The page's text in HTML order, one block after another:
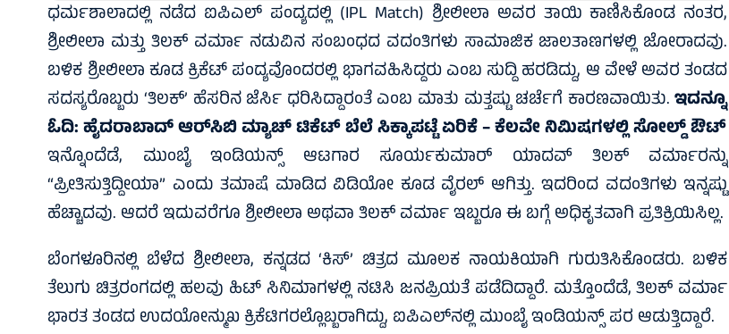
ಧರ್ಮಶಾಲಾದಲ್ಲಿ ನಡೆದ ಐಪಿಎಲ್ ಪಂದ್ಯದಲ್ಲಿ (IPL Match) ಶ್ರೀಲೀಲಾ ಅವರ ತಾಯಿ ಕಾಣಿಸಿಕೊಂಡ ನಂತರ,
ಶ್ರೀಲೀಲಾ ಮತ್ತು ತಿಲಕ್ ವರ್ಮಾ ನಡುವಿನ ಸಂಬಂಧದ ವದಂತಿಗಳು ಸಾಮಾಜಿಕ ಜಾಲತಾಣಗಳಲ್ಲಿ ಜೋರಾದವು.
ಬಳಿಕ ಶ್ರೀಲೀಲಾ ಕೂಡ ಕ್ರಿಕೆಟ್ ಪಂದ್ಯವೊಂದರಲ್ಲಿ ಭಾಗವಹಿಸಿದ್ದರು ಎಂಬ ಸುದ್ದಿ ಹರಡಿದ್ದು, ಆ ವೇಳೆ ಅವರ ತಂಡದ
ಸದಸ್ಯರೊಬ್ಬರು ‘ತಿಲಕ್’ ಹೆಸರಿನ ಜೆರ್ಸಿ ಧರಿಸಿದ್ದಾರಂತೆ ಎಂಬ ಮಾತು ಮತ್ತಷ್ಟು ಚರ್ಚೆಗೆ ಕಾರಣವಾಯಿತು.ಇದನ್ನೂ
ಓದಿ:ಹೈದರಾಬಾದ್‌ ಆರ್‌ಸಿಬಿ ಮ್ಯಾಚ್‌ ಟಿಕೆಟ್‌ ಬೆಲೆ ಸಿಕ್ಕಾಪಟ್ಟೆ ಏರಿಕೆ – ಕೆಲವೇ ನಿಮಿಷಗಳಲ್ಲಿ ಸೋಲ್ಡ್‌ ಔಟ್‌
ಇನ್ನೊಂದೆಡೆ, ಮುಂಬೈ ಇಂಡಿಯನ್ಸ್ ಆಟಗಾರ ಸೂರ್ಯಕುಮಾರ್ ಯಾದವ್ ತಿಲಕ್ ವರ್ಮಾರನ್ನು
“ಪ್ರೀತಿಸುತ್ತಿದ್ದೀಯಾ” ಎಂದು ತಮಾಷೆ ಮಾಡಿದ ವಿಡಿಯೋ ಕೂಡ ವೈರಲ್ ಆಗಿತ್ತು. ಇದರಿಂದ ವದಂತಿಗಳು ಇನ್ನಷ್ಟು
ಹೆಚ್ಚಾದವು. ಆದರೆ ಇದುವರೆಗೂ ಶ್ರೀಲೀಲಾ ಅಥವಾ ತಿಲಕ್ ವರ್ಮಾ ಇಬ್ಬರೂ ಈ ಬಗ್ಗೆ ಅಧಿಕೃತವಾಗಿ ಪ್ರತಿಕ್ರಿಯಿಸಿಲ್ಲ.
ಬೆಂಗಳೂರಿನಲ್ಲಿ ಬೆಳೆದ ಶ್ರೀಲೀಲಾ, ಕನ್ನಡದ ‘ಕಿಸ್’ ಚಿತ್ರದ ಮೂಲಕ ನಾಯಕಿಯಾಗಿ ಗುರುತಿಸಿಕೊಂಡರು. ಬಳಿಕ
ತೆಲುಗು ಚಿತ್ರರಂಗದಲ್ಲಿ ಹಲವು ಹಿಟ್ ಸಿನಿಮಾಗಳಲ್ಲಿ ನಟಿಸಿ ಜನಪ್ರಿಯತೆ ಪಡೆದಿದ್ದಾರೆ. ಮತ್ತೊಂದೆಡೆ, ತಿಲಕ್ ವರ್ಮಾ
ಭಾರತ ತಂಡದ ಉದಯೋನ್ಮುಖ ಕ್ರಿಕೆಟಿಗರಲ್ಲೊಬ್ಬರಾಗಿದ್ದು, ಐಪಿಎಲ್‌ನಲ್ಲಿ ಮುಂಬೈ ಇಂಡಿಯನ್ಸ್ ಪರ ಆಡುತ್ತಿದ್ದಾರೆ.